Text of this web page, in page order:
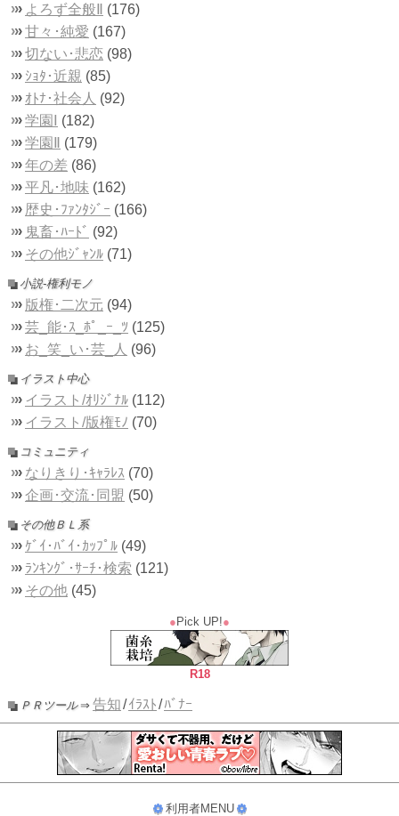
››› よろず全般Ⅱ
(176)
››› 甘々･純愛 (167)
››› 切ない･悲恋 (98)
››› ｼｮﾀ･近親 (85)
››› ｵﾄﾅ･社会人 (92)
››› 学園Ⅰ
(182)
››› 学園Ⅱ
(179)
››› 年の差 (86)
››› 平凡･地味 (162)
››› 歴史･ﾌｧﾝﾀｼﾞｰ (166)
››› 鬼畜･ﾊｰﾄﾞ (92)
››› その他ｼﾞｬﾝﾙ (71)
■ 小説-権利モノ
››› 版権･二次元 (94)
››› 芸_能･ｽ_ﾎﾟ_ｰ_ﾂ (125)
››› お_笑_い･芸_人 (96)
■ イラスト中心
››› イラスト/ｵﾘｼﾞﾅﾙ (112)
››› イラスト/版権ﾓﾉ (70)
■ コミュニティ
››› なりきり･ｷｬﾗﾚｽ (70)
››› 企画･交流･同盟 (50)
■ その他ＢＬ系
››› ｹﾞｲ･ﾊﾞｲ･ｶｯﾌﾟﾙ (49)
››› ﾗﾝｷﾝｸﾞ･ｻｰﾁ･検索 (121)
››› その他 (45)
● Pick UP!●
R18
■ ＰＲツール⇒ 告知/ｲﾗｽﾄ/ﾊﾞﾅｰ
利用者MENU